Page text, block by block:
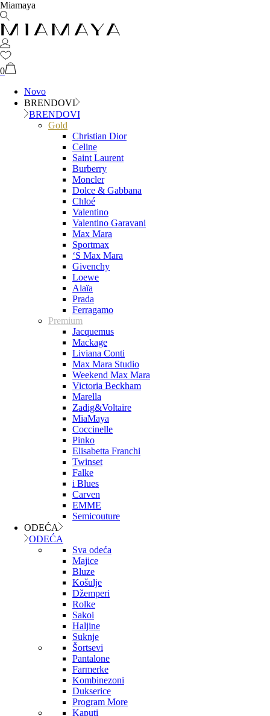
Miamaya
0
Novo
BRENDOVI
BRENDOVI
Gold
Christian Dior
Celine
Saint Laurent
Burberry
Moncler
Dolce & Gabbana
Chloé
Valentino
Valentino Garavani
Max Mara
Sportmax
‘S Max Mara
Givenchy
Loewe
Alaïa
Prada
Ferragamo
Premium
Jacquemus
Mackage
Liviana Conti
Max Mara Studio
Weekend Max Mara
Victoria Beckham
Marella
Zadig&Voltaire
MiaMaya
Coccinelle
Pinko
Elisabetta Franchi
Twinset
Falke
i Blues
Carven
EMME
Semicouture
ODEĆA
ODEĆA
Sva odeća
Majice
Bluze
Košulje
Džemperi
Rolke
Sakoi
Haljine
Suknje
Šortsevi
Pantalone
Farmerke
Kombinezoni
Dukserice
Program More
Kaputi